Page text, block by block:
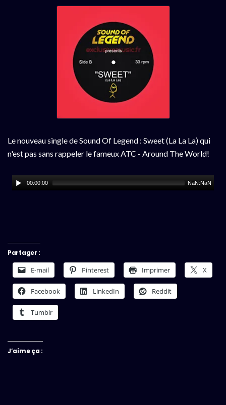
Le nouveau single de Sound Of Legend : Sweet (La La La) qui
n'est pas sans rappeler le fameux ATC - Around The World!
00:00:00 NaN:NaN
Partager :
E-mail Pinterest Imprimer X
Facebook LinkedIn Reddit
Tumblr
J’aime ça :